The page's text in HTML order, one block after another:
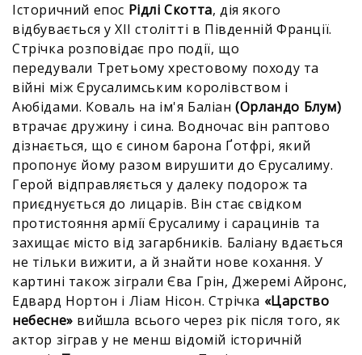
Історичний епос Рідлі Скотта, дія якого
відбувається у XII столітті в Південній Франції.
Стрічка розповідає про події, що
передували Третьому хрестовому походу та
війні між Єрусалимським королівством і
Аюбідами. Коваль на ім'я Баліан(Орландо Блум)
втрачає дружину і сина. Водночас він раптово
дізнається, що є сином барона Ґотфрі, який
пропонує йому разом вирушити до Єрусалиму.
Герой відправляється у далеку подорож та
приєднується до лицарів. Він стає свідком
протистояння армії Єрусалиму і сарацинів та
захищає місто від загарбників. Баліану вдається
не тільки вижити, а й знайти нове кохання. У
картині також зіграли Єва Грін, Джеремі Айронс,
Едвард Нортон і Ліам Нісон. Стрічка «Царство
небесне» вийшла всього через рік після того, як
актор зіграв у не менш відомій історичній